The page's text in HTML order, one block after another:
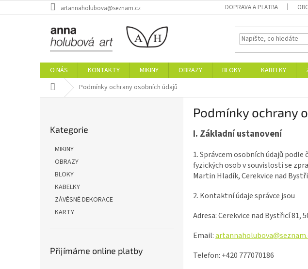
na
artannaholubova@seznam.cz DOPRAVA A PLATBA
O NÁS KONTAKTY MIKINY OBRAZY BLOKY KABELKY
Domů Podmínky ochrany osobních údajů
kategorie
Kategorie
MIKINY
OBRAZY
BLOKY
KABELKY
ZÁVĚSNÉ DEKORACE
KARTY
Přijímáme online platby
Podmínky ochrany
I. Základní ustanovení
1. Správcem osobních údajů
fyzických osob v souvislosti se
Martin Hladík, Cerekvice nad
2. Kontaktní údaje správce jsou
Adresa: Cerekvice nad Bystřicí 81,
Email:
Telefon: +420 777070186